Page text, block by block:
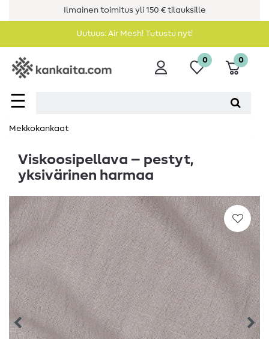
Ilmainen toimitus yli 150 € tilauksille
Uutuus: Air Mesh! Tutustu nyt!
☰
0 0
Mekkokankaat
Viskoosipellava – pestyt,
yksivärinen harmaa